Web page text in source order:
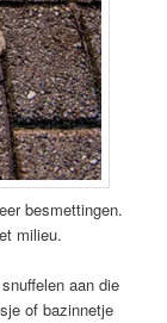
besmettingen.
milieu.
aan die
of bazinnetje